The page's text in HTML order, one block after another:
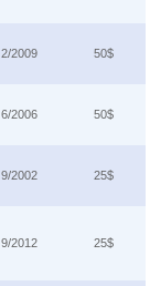
2/2009 50$
6/2006 50$
9/2002 25$
9/2012 25$